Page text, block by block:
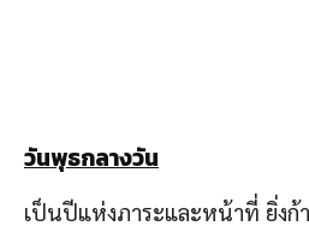
วันพุธกลางวัน
เป็นปีแห่งภาระและหน้าที่ ยิ่งก้